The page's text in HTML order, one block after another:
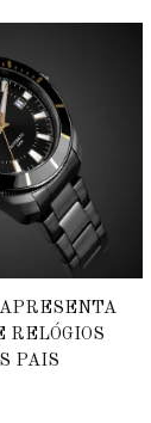
RELÓGIOS
PAIS